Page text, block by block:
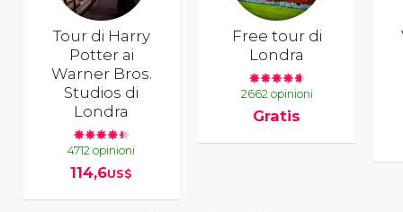
Tour di Harry
Potter ai
Warner Bros.
Studios di
Londra
4712 opinioni
114,6US$
Free tour di
Londra
2662 opinioni
Gratis